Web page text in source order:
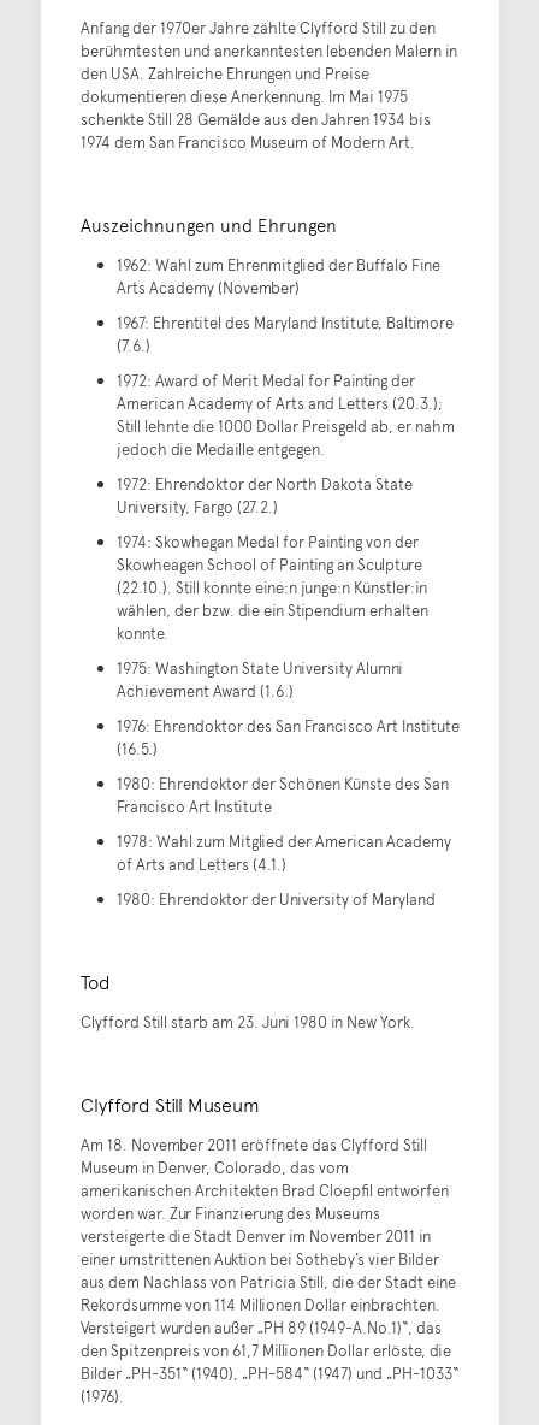
Anfang der 1970er Jahre zählte Clyfford Still zu den
berühmtesten und anerkanntesten lebenden Malern in
den USA. Zahlreiche Ehrungen und Preise
dokumentieren diese Anerkennung. Im Mai 1975
schenkte Still 28 Gemälde aus den Jahren 1934 bis
1974 dem San Francisco Museum of Modern Art.
Auszeichnungen und Ehrungen
1962: Wahl zum Ehrenmitglied der Buffalo Fine
Arts Academy (November)
1967: Ehrentitel des Maryland Institute, Baltimore
(7.6.)
1972: Award of Merit Medal for Painting der
American Academy of Arts and Letters (20.3.);
Still lehnte die 1000 Dollar Preisgeld ab, er nahm
jedoch die Medaille entgegen.
1972: Ehrendoktor der North Dakota State
University, Fargo (27.2.)
1974: Skowhegan Medal for Painting von der
Skowheagen School of Painting an Sculpture
(22.10.). Still konnte eine:n junge:n Künstler:in
wählen, der bzw. die ein Stipendium erhalten
konnte.
1975: Washington State University Alumni
Achievement Award (1.6.)
1976: Ehrendoktor des San Francisco Art Institute
(16.5.)
1980: Ehrendoktor der Schönen Künste des San
Francisco Art Institute
1978: Wahl zum Mitglied der American Academy
of Arts and Letters (4.1.)
1980: Ehrendoktor der University of Maryland
Tod
Clyfford Still starb am 23. Juni 1980 in New York.
Clyfford Still Museum
Am 18. November 2011 eröffnete das Clyfford Still
Museum in Denver, Colorado, das vom
amerikanischen Architekten Brad Cloepfil entworfen
worden war. Zur Finanzierung des Museums
versteigerte die Stadt Denver im November 2011 in
einer umstrittenen Auktion bei Sotheby’s vier Bilder
aus dem Nachlass von Patricia Still, die der Stadt eine
Rekordsumme von 114 Millionen Dollar einbrachten.
Versteigert wurden außer „PH 89 (1949-A.No.1)“, das
den Spitzenpreis von 61,7 Millionen Dollar erlöste, die
Bilder „PH-351“ (1940), „PH-584“ (1947) und „PH-1033“
(1976).